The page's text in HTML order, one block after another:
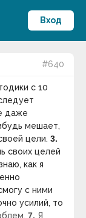
Вход
#640
с 10
даже
мешает,
цели. 3.
своих целей
как я
с ними
усилий, то
7. Я